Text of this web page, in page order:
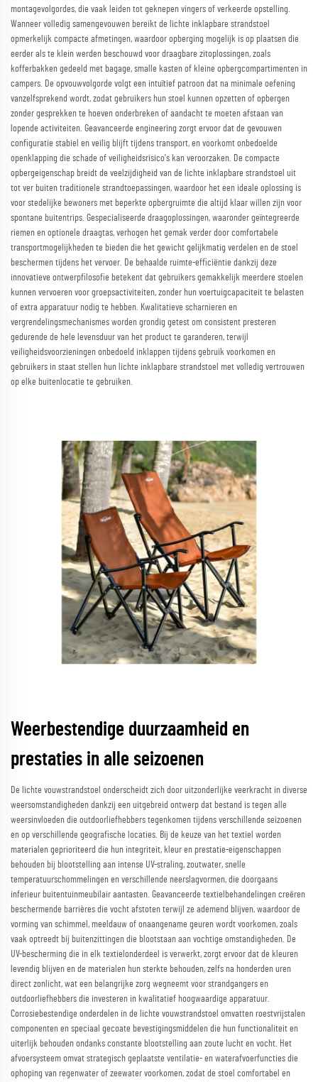
montagevolgordes, die vaak leiden tot geknepen vingers of verkeerde opstelling.
Wanneer volledig samengevouwen bereikt de lichte inklapbare strandstoel
opmerkelijk compacte afmetingen, waardoor opberging mogelijk is op plaatsen die
eerder als te klein werden beschouwd voor draagbare zitoplossingen, zoals
kofferbakken gedeeld met bagage, smalle kasten of kleine opbergcompartimenten in
campers. De opvouwvolgorde volgt een intuïtief patroon dat na minimale oefening
vanzelfsprekend wordt, zodat gebruikers hun stoel kunnen opzetten of opbergen
zonder gesprekken te hoeven onderbreken of aandacht te moeten afstaan van
lopende activiteiten. Geavanceerde engineering zorgt ervoor dat de gevouwen
configuratie stabiel en veilig blijft tijdens transport, en voorkomt onbedoelde
openklapping die schade of veiligheidsrisico's kan veroorzaken. De compacte
opbergeigenschap breidt de veelzijdigheid van de lichte inklapbare strandstoel uit
tot ver buiten traditionele strandtoepassingen, waardoor het een ideale oplossing is
voor stedelijke bewoners met beperkte opbergruimte die altijd klaar willen zijn voor
spontane buitentrips. Gespecialiseerde draagoplossingen, waaronder geïntegreerde
riemen en optionele draagtas, verhogen het gemak verder door comfortabele
transportmogelijkheden te bieden die het gewicht gelijkmatig verdelen en de stoel
beschermen tijdens het vervoer. De behaalde ruimte-efficiëntie dankzij deze
innovatieve ontwerpfilosofie betekent dat gebruikers gemakkelijk meerdere stoelen
kunnen vervoeren voor groepsactiviteiten, zonder hun voertuigcapaciteit te belasten
of extra apparatuur nodig te hebben. Kwalitatieve scharnieren en
vergrendelingsmechanismes worden grondig getest om consistent presteren
gedurende de hele levensduur van het product te garanderen, terwijl
veiligheidsvoorzieningen onbedoeld inklappen tijdens gebruik voorkomen en
gebruikers in staat stellen hun lichte inklapbare strandstoel met volledig vertrouwen
op elke buitenlocatie te gebruiken.
Weerbestendige duurzaamheid en
prestaties in alle seizoenen
De lichte vouwstrandstoel onderscheidt zich door uitzonderlijke veerkracht in diverse
weersomstandigheden dankzij een uitgebreid ontwerp dat bestand is tegen alle
weersinvloeden die outdoorliefhebbers tegenkomen tijdens verschillende seizoenen
en op verschillende geografische locaties. Bij de keuze van het textiel worden
materialen geprioriteerd die hun integriteit, kleur en prestatie-eigenschappen
behouden bij blootstelling aan intense UV-straling, zoutwater, snelle
temperatuurschommelingen en verschillende neerslagvormen, die doorgaans
inferieur buitentuinmeubilair aantasten. Geavanceerde textielbehandelingen creëren
beschermende barrières die vocht afstoten terwijl ze ademend blijven, waardoor de
vorming van schimmel, meeldauw of onaangename geuren wordt voorkomen, zoals
vaak optreedt bij buitenzittingen die blootstaan aan vochtige omstandigheden. De
UV-bescherming die in elk textielonderdeel is verwerkt, zorgt ervoor dat de kleuren
levendig blijven en de materialen hun sterkte behouden, zelfs na honderden uren
direct zonlicht, wat een belangrijke zorg wegneemt voor strandgangers en
outdoorliefhebbers die investeren in kwalitatief hoogwaardige apparatuur.
Corrosiebestendige onderdelen in de lichte vouwstrandstoel omvatten roestvrijstalen
componenten en speciaal gecoate bevestigingsmiddelen die hun functionaliteit en
uiterlijk behouden ondanks constante blootstelling aan zoute lucht en vocht. Het
afvoersysteem omvat strategisch geplaatste ventilatie- en waterafvoerfuncties die
ophoping van regenwater of zeewater voorkomen, zodat de stoel comfortabel en